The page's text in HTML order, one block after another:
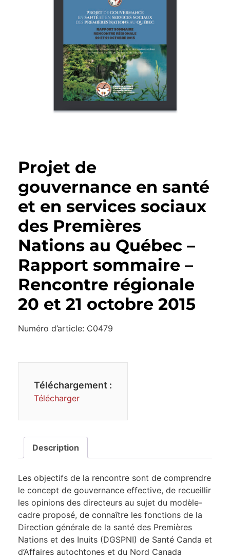
Projet de
gouvernance en santé
et en services sociaux
des Premières
Nations au Québec –
Rapport sommaire –
Rencontre régionale
20 et 21 octobre 2015
Numéro d’article: C0479
Téléchargement :
Télécharger
Description
Les objectifs de la rencontre sont de comprendre
le concept de gouvernance effective, de recueillir
les opinions des directeurs au sujet du modèle-
cadre proposé, de connaître les fonctions de la
Direction générale de la santé des Premières
Nations et des Inuits (DGSPNI) de Santé Canda et
d’Affaires autochtones et du Nord Canada